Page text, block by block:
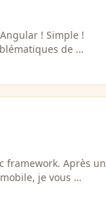
! Simple !
de …
framework. Après un
je vous …